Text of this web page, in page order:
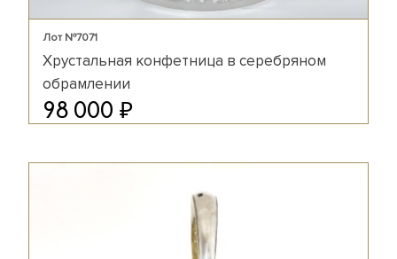
Лот №7071
Хрустальная конфетница в серебряном
обрамлении
98 000 ₽